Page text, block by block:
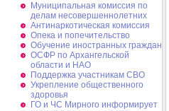
Муниципальная комиссия по
делам несовершеннолетних
Антинаркотическая комиссия
Опека и попечительство
Обучение иностранных граждан
ОСФР по Архангельской
области и НАО
Поддержка участникам СВО
Укрепление общественного
здоровья
ГО и ЧС Мирного информирует